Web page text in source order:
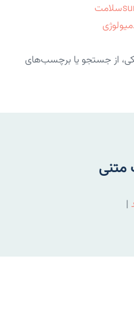
سلامت
از جستجو یا برچسب‌های
متنی
|